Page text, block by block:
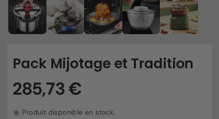
Pack Mijotage et Tradition
Produit disponible en stock.